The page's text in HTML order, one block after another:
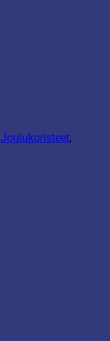
Joulukoristeet,